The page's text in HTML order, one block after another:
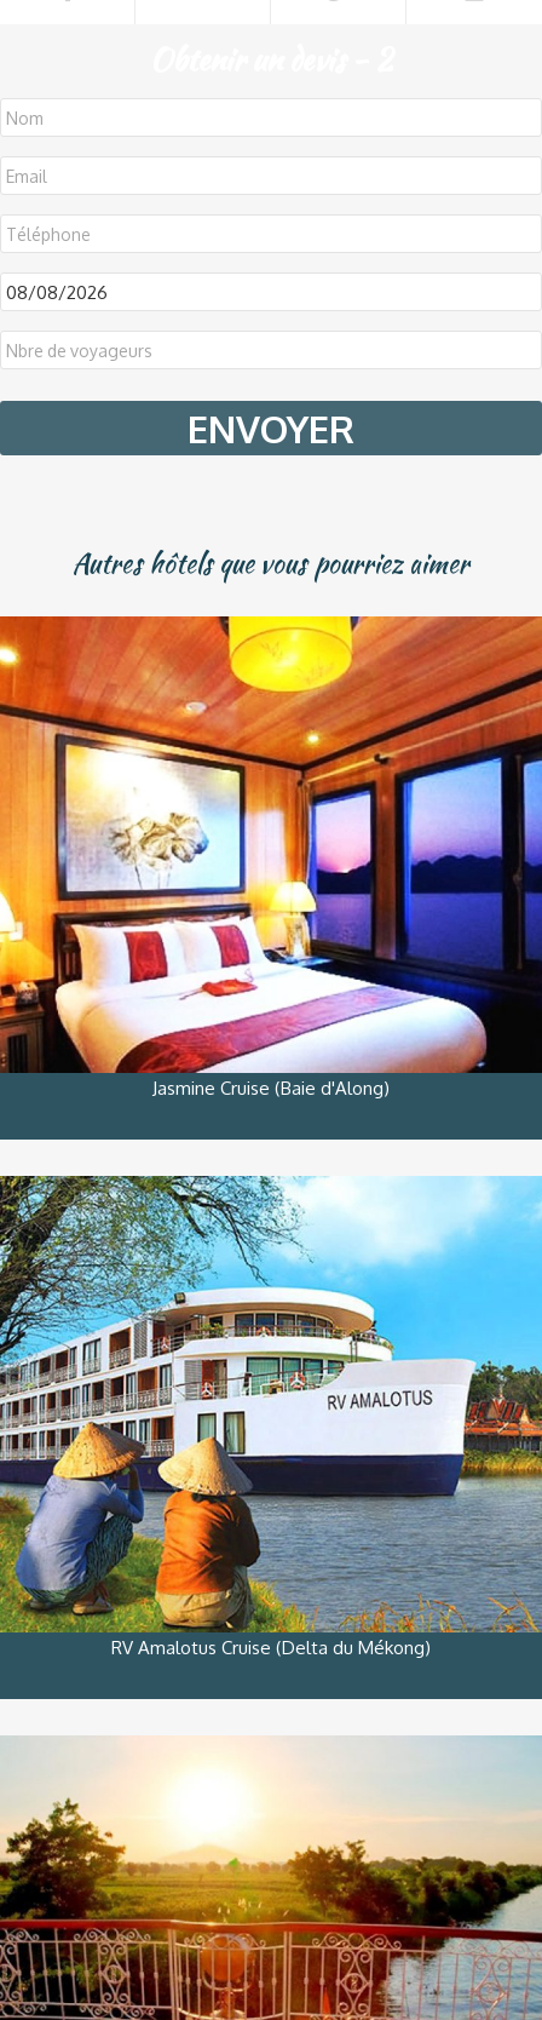
DD
slash
MM
Autres hôtels que vous pourriez aimer
Jasmine Cruise (Baie d'Along)
RV Amalotus Cruise (Delta du Mékong)